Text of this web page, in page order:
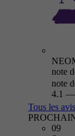
note
note
4.1 —
Tous les avis
09